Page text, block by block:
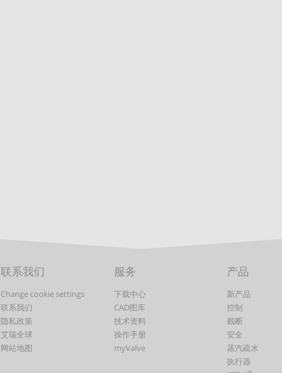
联系我们
Change cookie settings
联系我们
隐私政策
艾瑞全球
网站地图
服务
下载中心
CAD图库
技术资料
操作手册
myValve
产品
新产品
控制
截断
安全
蒸汽疏水
执行器